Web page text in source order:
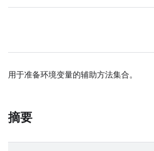
用于准备环境变量的辅助方法集合。
摘要